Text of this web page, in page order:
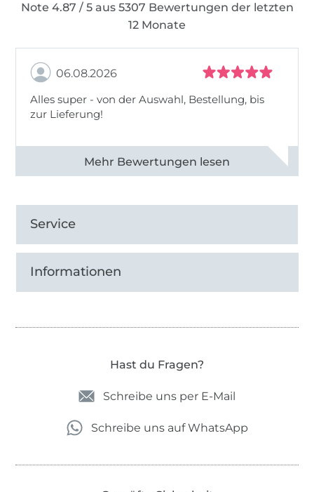
Note 4.87 / 5 aus 5307 Bewertungen der letzten
12 Monate
06.08.2026
Alles super - von der Auswahl, Bestellung, bis
zur Lieferung!
Alle 82968 Bewertungen ansehen
Service
Informationen
Hast du Fragen?
Schreibe uns per E-Mail
Schreibe uns auf WhatsApp